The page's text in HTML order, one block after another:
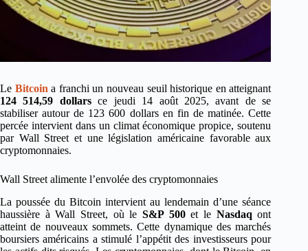
Le Bitcoin a franchi un nouveau seuil historique en atteignant
124 514,59 dollarsce jeudi 14 août 2025, avant de se
stabiliser autour de 123 600 dollars en fin de matinée. Cette
percée intervient dans un climat économique propice, soutenu
par Wall Street et une législation américaine favorable aux
cryptomonnaies.
Wall Street alimente l’envolée des cryptomonnaies
La poussée du Bitcoin intervient au lendemain d’une séance
haussière à Wall Street, où le S&P 500et le Nasdaq ont
atteint de nouveaux sommets. Cette dynamique des marchés
boursiers américains a stimulé l’appétit des investisseurs pour